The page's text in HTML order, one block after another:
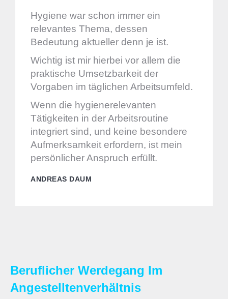
Hygiene war schon immer ein
relevantes Thema, dessen
Bedeutung aktueller denn je ist.
Wichtig ist mir hierbei vor allem die
praktische Umsetzbarkeit der
Vorgaben im täglichen Arbeitsumfeld.
Wenn die hygienerelevanten
Tätigkeiten in der Arbeitsroutine
integriert sind, und keine besondere
Aufmerksamkeit erfordern, ist mein
persönlicher Anspruch erfüllt.
ANDREAS DAUM
Beruflicher Werdegang Im
Angestelltenverhältnis